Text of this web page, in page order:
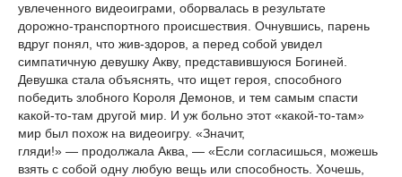
увлеченного видеоиграми, оборвалась в результате
дорожно-транспортного происшествия. Очнувшись, парень
вдруг понял, что жив-здоров, а перед собой увидел
симпатичную девушку Акву, представившуюся Богиней.
Девушка стала объяснять, что ищет героя, способного
победить злобного Короля Демонов, и тем самым спасти
какой-то-там другой мир. И уж больно этот «какой-то-там»
мир был похож на видеоигру. «Значит,
гляди!» — продолжала Аква, — «Если согласишься, можешь
взять с собой одну любую вещь или способность. Хочешь,